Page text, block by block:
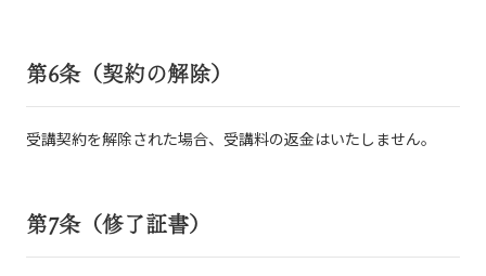
第6条（契約の解除）
受講契約を解除された場合、受講料の返金はいたしません。
第7条（修了証書）